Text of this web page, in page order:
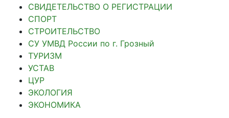
СВИДЕТЕЛЬСТВО О РЕГИСТРАЦИИ
СПОРТ
СТРОИТЕЛЬСТВО
СУ УМВД России по г. Грозный
ТУРИЗМ
УСТАВ
ЦУР
ЭКОЛОГИЯ
ЭКОНОМИКА